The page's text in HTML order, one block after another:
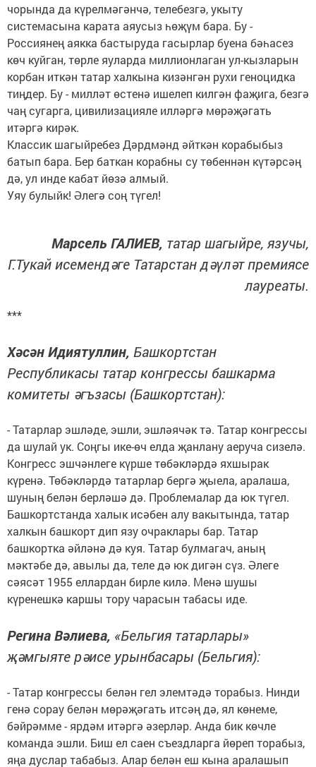
чорында да күрелмәгәнчә, телебезгә, укыту
системасына карата аяусыз һөҗүм бара. Бу -
Россиянең аякка бастыруда гасырлар буена бәһасез
көч куйган, төрле яуларда миллионлаган ул-кызларын
корбан иткән татар халкына кизәнгән рухи геноцидка
тиңдер. Бу - милләт өстенә ишелеп килгән фаҗига, безгә
чаң сугарга, цивилизацияле илләргә мөрәҗәгать
итәргә кирәк.
Классик шагыйребез Дәрдмәнд әйткән корабыбыз
батып бара. Бер баткан корабны су төбеннән күтәрсәң
дә, ул инде кабат йөзә алмый.
Уяу булыйк! Әлегә соң түгел!
Марсель ГАЛИЕВ, татар шагыйре, язучы,
Г.Тукай исемендәге Татарстан дәүләт премиясе
лауреаты.
***
Хәсән Идиятуллин, Башкортстан
Республикасы татар конгрессы башкарма
комитеты әгъзасы (Башкортстан):
- Татарлар эшләде, эшли, эшләячәк тә. Татар конгрессы
да шулай ук. Соңгы ике-өч елда җанлану аеруча сизелә.
Конгресс эшчәнлеге күрше төбәкләрдә яхшырак
күренә. Төбәкләрдә татарлар бергә җыела, аралаша,
шуның белән берләшә дә. Проблемалар да юк түгел.
Башкортстанда халык исәбен алу вакытында, татар
халкын башкорт дип язу очраклары бар. Татар
башкортка әйләнә дә куя. Татар булмагач, аның
мәктәбе дә, авылы да, теле дә юк дигән сүз. Әлеге
сәясәт 1955 еллардан бирле килә. Менә шушы
күренешкә каршы тору чарасын табасы иде.
Регина Вәлиева, «Бельгия татарлары»
җәмгыяте рәисе урынбасары (Бельгия):
- Татар конгрессы белән гел элемтәдә торабыз. Нинди
генә сорау белән мөрәҗәгать итсәң дә, ял көнеме,
бәйрәмме - ярдәм итәргә әзерләр. Анда бик көчле
команда эшли. Биш ел саен съездларга йөреп торабыз,
яңа дуслар табабыз. Алар белән еш кына аралашып